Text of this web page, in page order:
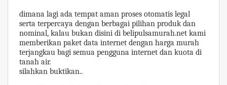
dimana lagi ada tempat aman proses otomatis legal
serta terpercaya dengan berbagai pilihan produk dan
nominal, kalau bukan disini di belipulsamurah.net kami
memberikan paket data internet dengan harga murah
terjangkau bagi semua pengguna internet dan kuota di
tanah air.
silahkan buktikan..